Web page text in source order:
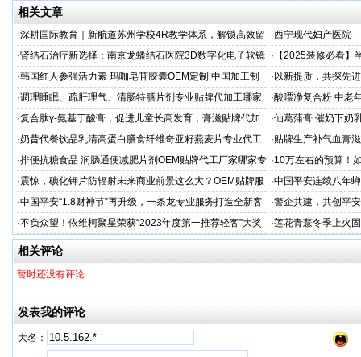
相关文章
·深耕国际教育｜新航道苏州学校4R教学体系，解锁高效留
学备考之路
·西宁现代妇产医院
·肾结石治疗新选择：南京龙蟠结石医院3D数字化电子软镜
保肾取石术
· 【2025装修必看
你省下3万冤枉钱！
·韩国红人参强活力素 玛咖皂苷胶囊OEM定制 中国加工制
造商
· 以新提质，共探先
·调理睡眠、疏肝理气、清肠特膳片剂专业贴牌代加工哪家
专业
·酸嘌净复合粉 中老
·复合肽γ-氨基丁酸膏，促进儿童长高发育，膏滋贴牌代加
工厂家
·仙葛蒲膏 催奶下奶
家
·奶昔代餐饮品乳清高蛋白膳食纤维奇亚籽燕麦片专业代工
厂家
·贴牌生产补气血膏
·排便抗糖食品 润肠通便减肥片剂OEM贴牌代工厂家哪家专
业
·10万左右的预算！
·震惊，碘化钾片防辐射未来商业前景这么大？OEM贴牌服
务商
·中国平安连续八年
品牌"
·中国平安“1.8财神节”再升级，一条龙专业服务打造全新客
户体验
·警企共建，共创平
人才专项培训
·不负众望！依维柯聚星荣获“2023年度第一推荐轻客”大奖 ·莲花青薏冬季上火
工厂
相关评论
暂时还没有评论
发表我的评论
大名：